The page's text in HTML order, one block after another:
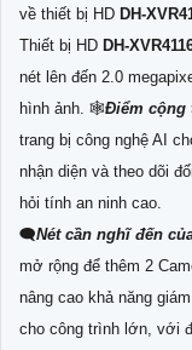
về thiết bị HD DH-
Thiết bị HD DH-
nét lên đến 2.0
hình ảnh. 🕸Điểm cộng
trang bị công nghệ AI
nhận diện và theo dõi
hỏi tính an ninh cao.
🗨️Nét cần nghĩ đến
mở rộng để thêm 2
nâng cao khả năng
cho công trình lớn, với